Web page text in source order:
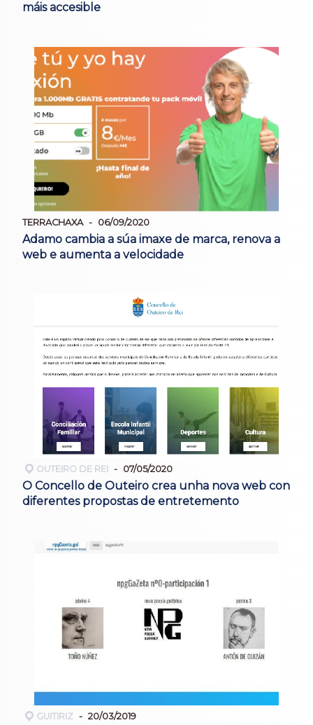
máis accesible
TERRACHAXA 06/09/2020
Adamo cambia a súa imaxe de marca, renova a
web e aumenta a velocidade
OUTEIRO DE REI 07/05/2020
O Concello de Outeiro crea unha nova web con
diferentes propostas de entretemento
GUITIRIZ 20/03/2019